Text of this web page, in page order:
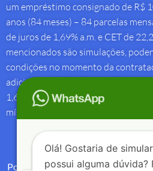
um empréstimo consignado de R$
anos (84 meses) – 84 parcelas
de juros de 1,69% a.m. e CET de
mencionados são simulações,
condições no momento da
adicionais sobre antecipação
1,69% a.m e Custo Efetivo Total
mínimo de 1,88% a.m.
Política de Privacidade
Olá! Gostaria de
possui alguma dúvida?